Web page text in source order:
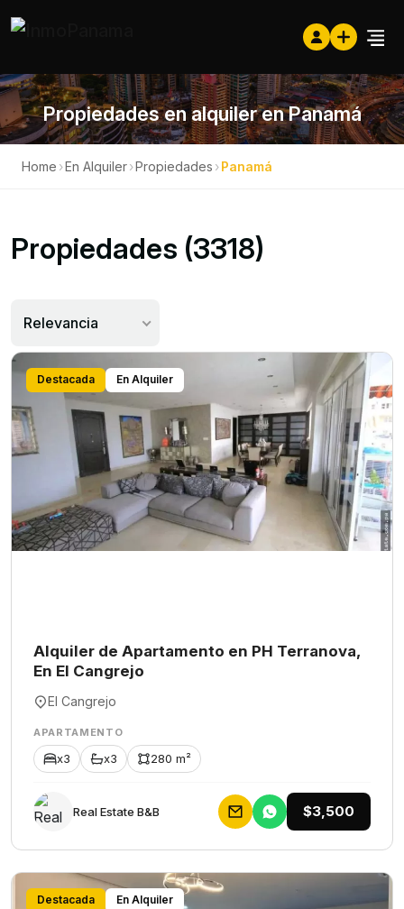
Propiedades en alquiler en Panamá
Home ›En Alquiler›Propiedades ›Panamá
Propiedades (3318)
Relevancia
Destacada En Alquiler
Alquiler de Apartamento en PH Terranova,
En El Cangrejo
El Cangrejo
APARTAMENTO
x3 x3 280 m²
Rеаl Еstаtе В&В $3,500
Destacada En Alquiler